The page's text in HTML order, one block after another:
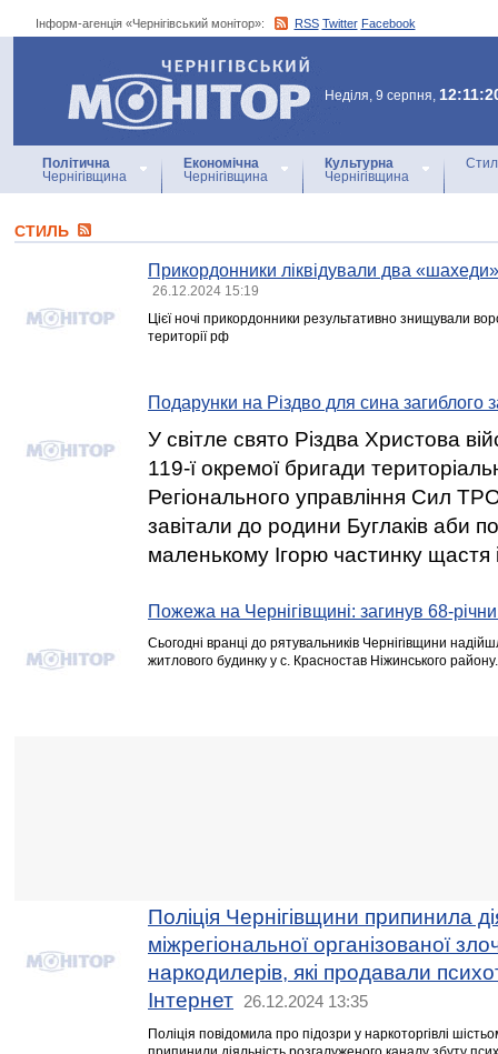
Інформ-агенція «Чернігівський монітор»: RSS Twitter Facebook
Інформ-агенція
«Чернігівський монітор»
Неділя, 9 серпня,
Політична
Чернігівщина
Економічна
Чернігівщина
Культурна
Чернігівщина
СТИЛЬ
Прикордонники ліквідували два
26.12.2024 15:19
Цієї ночі прикордонники результативно знищували
території рф
Подарунки на Різдво для сина загиблого
У світле свято Різдва Христова
119-ї окремої бригади
Регіонального управління Сил
завітали до родини Буглаків аби
маленькому Ігорю частинку щастя
Пожежа на Чернігівщині: загинув 68-
Сьогодні вранці до рятувальників Чернігівщини
житлового будинку у с. Красностав Ніжинського району.
Поліція Чернігівщини припинила
міжрегіональної організованої
наркодилерів, які продавали
Інтернет
26.12.2024 13:35
Поліція повідомила про підозри у наркоторгівлі